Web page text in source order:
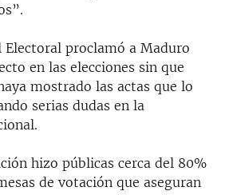
Electoral proclamó a Maduro
en las elecciones sin que
mostrado las actas que lo
serias dudas en la
hizo públicas cerca del 80%
de votación que aseguran